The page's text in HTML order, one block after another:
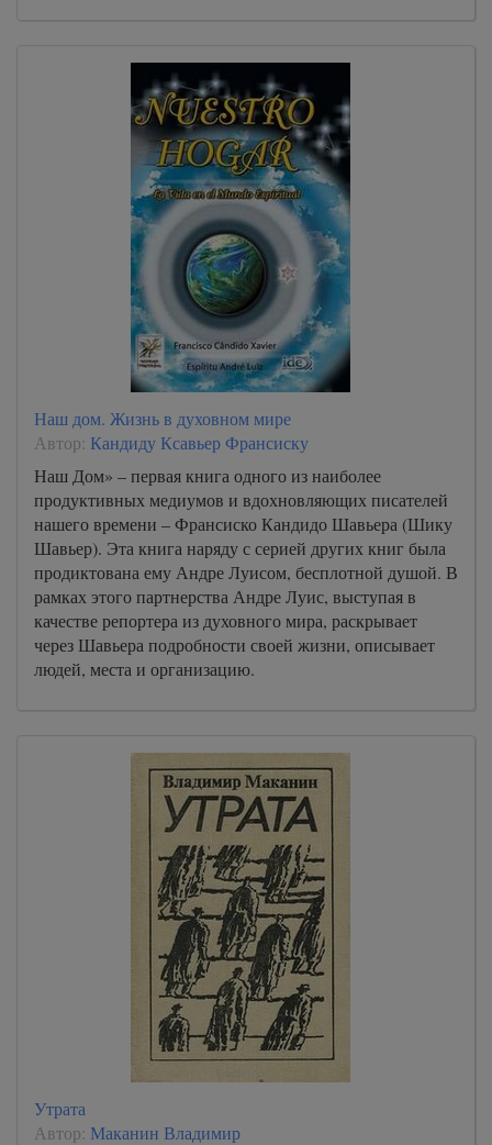
Наш дом. Жизнь в духовном мире
Автор: Кандиду Ксавьер Франсиску
Наш Дом» – первая книга одного из наиболее
продуктивных медиумов и вдохновляющих писателей
нашего времени – Франсиско Кандидо Шавьера (Шику
Шавьер). Эта книга наряду с серией других книг была
продиктована ему Андре Луисом, бесплотной душой. В
рамках этого партнерства Андре Луис, выступая в
качестве репортера из духовного мира, раскрывает
через Шавьера подробности своей жизни, описывает
людей, места и организацию.
Утрата
Автор: Маканин Владимир